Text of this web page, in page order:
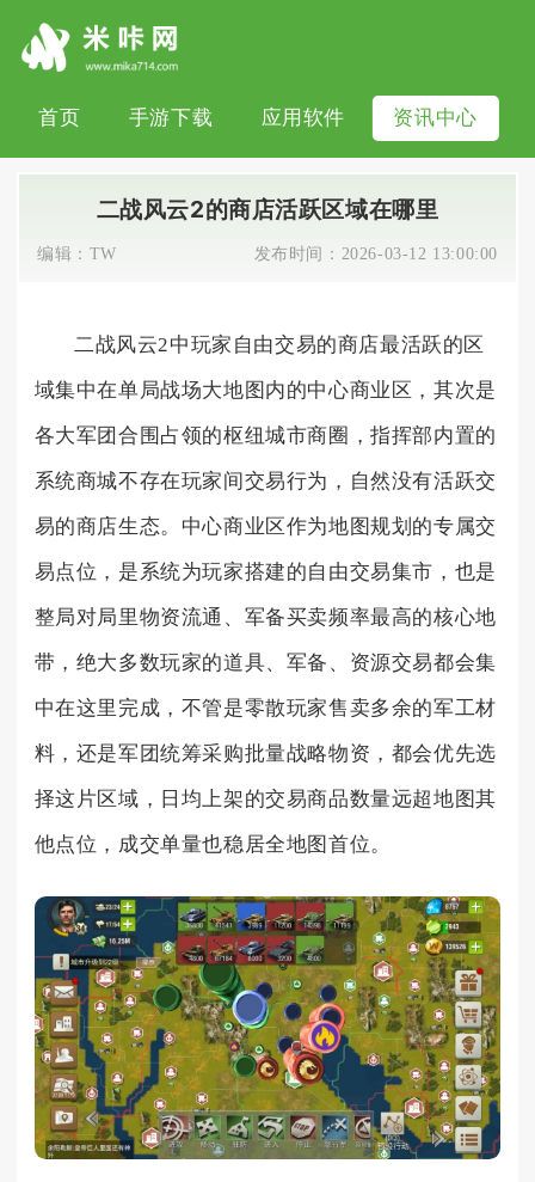
首页 手游下载 应用软件 资讯中心
二战风云2的商店活跃区域在哪里
编辑： TW 发布时间： 2026-03-12 13:00:00
二战风云2中玩家自由交易的商店最活跃的区
域集中在单局战场大地图内的中心商业区，其次是
各大军团合围占领的枢纽城市商圈，指挥部内置的
系统商城不存在玩家间交易行为，自然没有活跃交
易的商店生态。中心商业区作为地图规划的专属交
易点位，是系统为玩家搭建的自由交易集市，也是
整局对局里物资流通、军备买卖频率最高的核心地
带，绝大多数玩家的道具、军备、资源交易都会集
中在这里完成，不管是零散玩家售卖多余的军工材
料，还是军团统筹采购批量战略物资，都会优先选
择这片区域，日均上架的交易商品数量远超地图其
他点位，成交单量也稳居全地图首位。